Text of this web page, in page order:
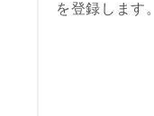
を登録します。